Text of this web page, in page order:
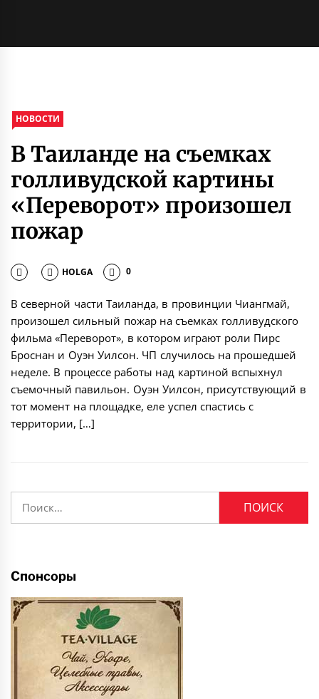
НОВОСТИ
В Таиланде на съемках
голливудской картины
«Переворот» произошел
пожар
HOLGA 0
В северной части Таиланда, в провинции Чиангмай,
произошел сильный пожар на съемках голливудского
фильма «Переворот», в котором играют роли Пирс
Броснан и Оуэн Уилсон. ЧП случилось на прошедшей
неделе. В процессе работы над картиной вспыхнул
съемочный павильон. Оуэн Уилсон, присутствующий в
тот момент на площадке, еле успел спастись с
территории, […]
Спонсоры